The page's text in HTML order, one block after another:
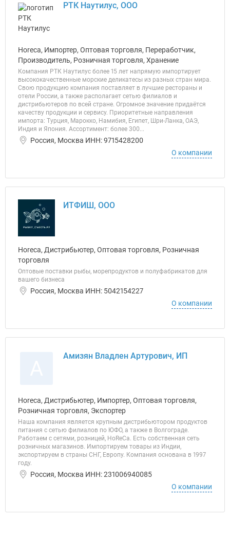
РТК Наутилус, ООО
Horeca, Импортер, Оптовая торговля, Переработчик,
Производитель, Розничная торговля, Хранение
Компания РТК Наутилус более 15 лет напрямую импортирует
высококачественные морские деликатесы из разных стран мира.
Свою продукцию компания поставляет в лучшие рестораны и
отели России, а также располагает сетью филиалов и
дистрибьютеров по всей стране. Огромное значение придаётся
качеству продукции и сервису. Приоритетные направления
импорта: Турция, Марокко, Намибия, Египет, Шри-Ланка, ОАЭ,
Индия и Япония. Ассортимент: более 300...
Россия, Москва ИНН: 9715428200
О компании
ИТФИШ, ООО
Horeca, Дистрибьютер, Оптовая торговля, Розничная
торговля
Оптовые поставки рыбы, морепродуктов и полуфабрикатов для
вашего бизнеса
Россия, Москва ИНН: 5042154227
О компании
Амизян Владлен Артурович, ИП
Horeca, Дистрибьютер, Импортер, Оптовая торговля,
Розничная торговля, Экспортер
Наша компания является крупным дистрибьютором продуктов
питания с сетью филиалов по ЮФО, а также в Волгограде.
Работаем с сетями, розницей, HoReCa. Есть собственная сеть
розничных магазинов. Импортируем товары из Индии,
экспортируем в страны СНГ, Европу. Компания основана в 1997
году.
Россия, Москва ИНН: 231006940085
О компании